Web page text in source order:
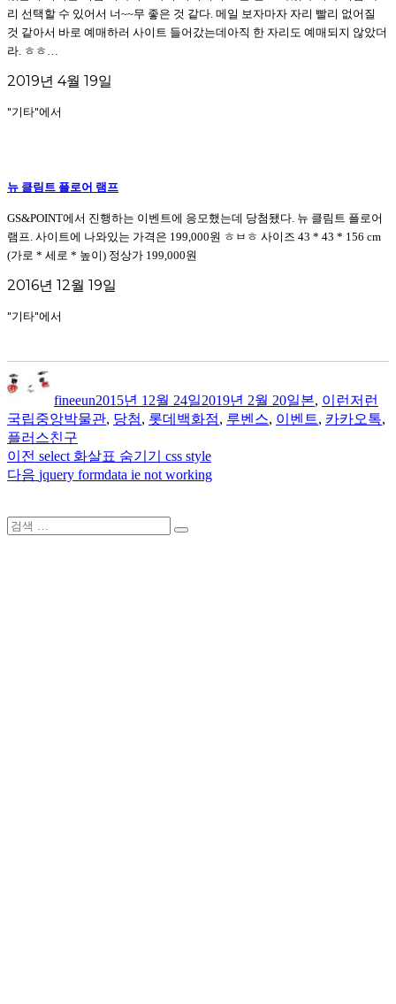
리 선택할 수 있어서 너~~무 좋은 것 같다. 메일 보자마자 자리 빨리 없어질
것 같아서 바로 예매하러 사이트 들어갔는데아직 한 자리도 예매되지 않았더
라. ㅎㅎ…
2019년 4월 19일
"기타"에서
뉴 클림트 플로어 램프
GS&POINT에서 진행하는 이벤트에 응모했는데 당첨됐다. 뉴 클림트 플로어
램프. 사이트에 나와있는 가격은 199,000원 ㅎㅂㅎ 사이즈 43 * 43 * 156 cm
(가로 * 세로 * 높이) 정상가 199,000원
2016년 12월 19일
"기타"에서
이
fineeun일
자
2015년 12월 24일2019년 2월 20일고
리
본, 이런저런
국립중앙박물관, 당첨, 롯데백화점, 루벤스, 이벤트, 카카오톡,
플러스친구
글
내
비
이전 이
전
select 화살표 숨기기 css style
다음 다
jquery formdata ie not working
검
검